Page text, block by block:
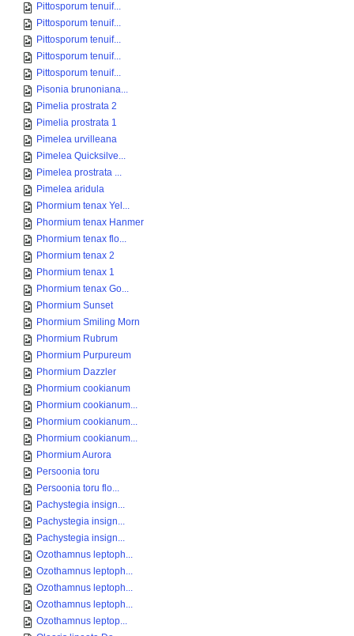
Pittosporum tenuif...
Pittosporum tenuif...
Pittosporum tenuif...
Pittosporum tenuif...
Pittosporum tenuif...
Pisonia brunoniana...
Pimelia prostrata 2
Pimelia prostrata 1
Pimelea urvilleana
Pimelea Quicksilve...
Pimelea prostrata ...
Pimelea aridula
Phormium tenax Yel...
Phormium tenax Hanmer
Phormium tenax flo...
Phormium tenax 2
Phormium tenax 1
Phormium tenax Go...
Phormium Sunset
Phormium Smiling Morn
Phormium Rubrum
Phormium Purpureum
Phormium Dazzler
Phormium cookianum
Phormium cookianum...
Phormium cookianum...
Phormium cookianum...
Phormium Aurora
Persoonia toru
Persoonia toru flo...
Pachystegia insign...
Pachystegia insign...
Pachystegia insign...
Ozothamnus leptoph...
Ozothamnus leptoph...
Ozothamnus leptoph...
Ozothamnus leptoph...
Ozothamnus leptop...